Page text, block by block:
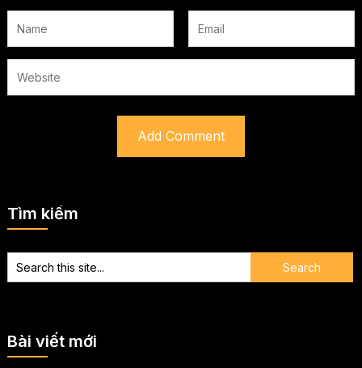
Tìm kiếm
Bài viết mới